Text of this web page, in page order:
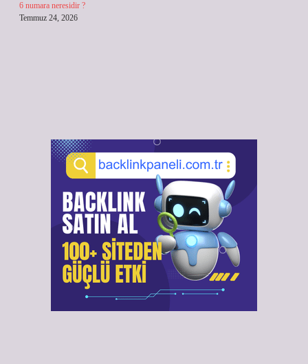
6 numara neresidir ?
Temmuz 24, 2026